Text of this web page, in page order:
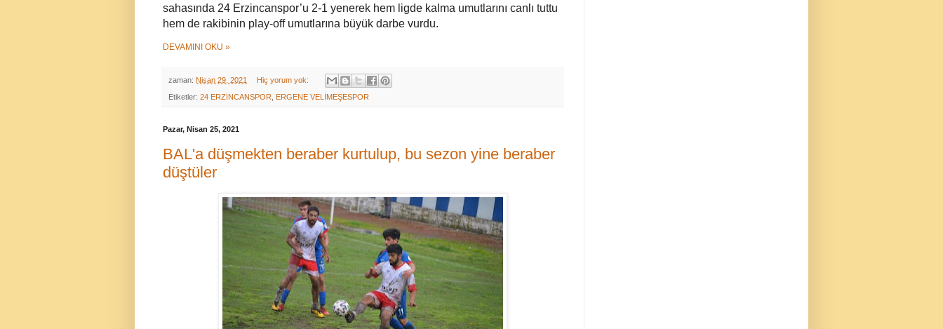
sahasında 24 Erzincanspor’u 2-1 yenerek hem ligde kalma umutlarını canlı tuttu
hem de rakibinin play-off umutlarına büyük darbe vurdu.
DEVAMINI OKU »
zaman: Nisan 29, 2021 Hiç yorum yok:
Etiketler: 24 ERZİNCANSPOR ERGENE VELİMEŞESPOR
Pazar, Nisan 25, 2021
BAL'a düşmekten beraber kurtulup, bu sezon yine beraber
düştüler